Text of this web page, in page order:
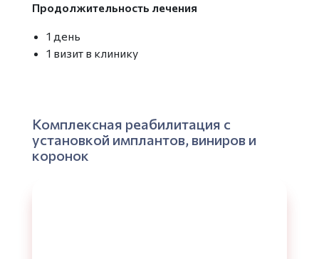
Продолжительность лечения
1 день
1 визит в клинику
Комплексная реабилитация с
установкой имплантов, виниров и
коронок